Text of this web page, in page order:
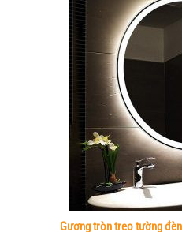
Gương tròn treo tường